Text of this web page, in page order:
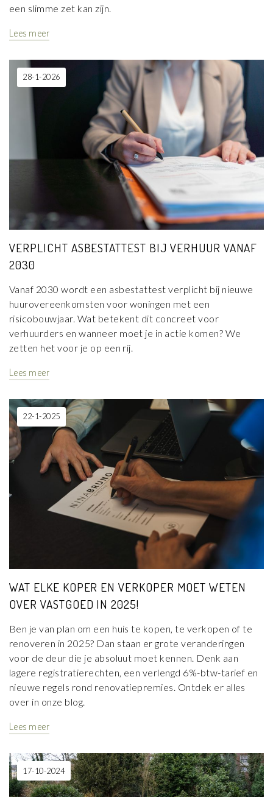
een slimme zet kan zijn.
Lees meer
28-1-2026
VERPLICHT ASBESTATTEST BIJ VERHUUR VANAF
2030
Vanaf 2030 wordt een asbestattest verplicht bij nieuwe
huurovereenkomsten voor woningen met een
risicobouwjaar. Wat betekent dit concreet voor
verhuurders en wanneer moet je in actie komen? We
zetten het voor je op een rij.
Lees meer
22-1-2025
WAT ELKE KOPER EN VERKOPER MOET WETEN
OVER VASTGOED IN 2025!
Ben je van plan om een huis te kopen, te verkopen of te
renoveren in 2025? Dan staan er grote veranderingen
voor de deur die je absoluut moet kennen. Denk aan
lagere registratierechten, een verlengd 6%-btw-tarief en
nieuwe regels rond renovatiepremies. Ontdek er alles
over in onze blog.
Lees meer
17-10-2024